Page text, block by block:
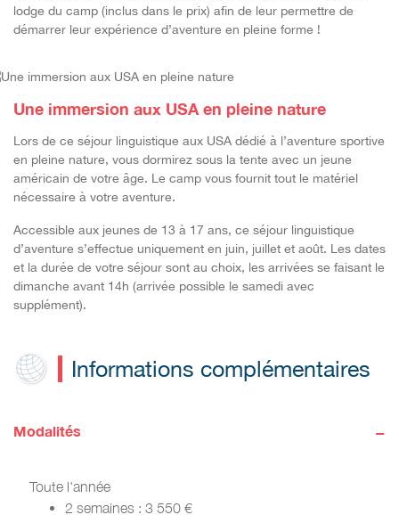
lodge du camp (inclus dans le prix) afin de leur permettre de
démarrer leur expérience d’aventure en pleine forme !
Une immersion aux USA en pleine nature
Lors de ce séjour linguistique aux USA dédié à l’aventure sportive
en pleine nature, vous dormirez sous la tente avec un jeune
américain de votre âge. Le camp vous fournit tout le matériel
nécessaire à votre aventure.
Accessible aux jeunes de 13 à 17 ans, ce séjour linguistique
d’aventure s’effectue uniquement en juin, juillet et août. Les dates
et la durée de votre séjour sont au choix, les arrivées se faisant le
dimanche avant 14h (arrivée possible le samedi avec
supplément).
Informations complémentaires
Modalités -
Toute l'année
2 semaines : 3 550 €